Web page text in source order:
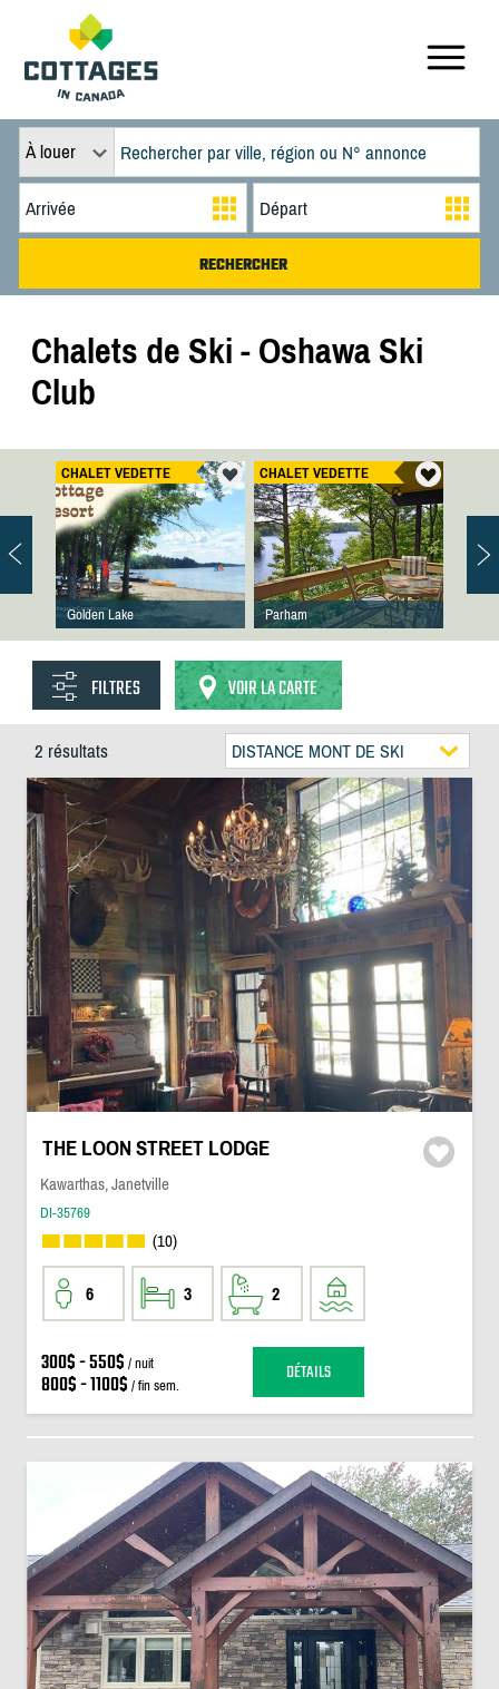
À louer
Chalets de Ski - Oshawa Ski
Club
CHALET VEDETTE
Golden Lake
CHALET VEDETTE
Parham
FILTRES VOIR LA CARTE
2 résultats DISTANCE MONT DE SKI
THE LOON STREET LODGE
Kawarthas, Janetville
DI-35769
(10)
6 3 2
300$ - 550$ / nuit
800$ - 1100$ / fin sem. DÉTAILS